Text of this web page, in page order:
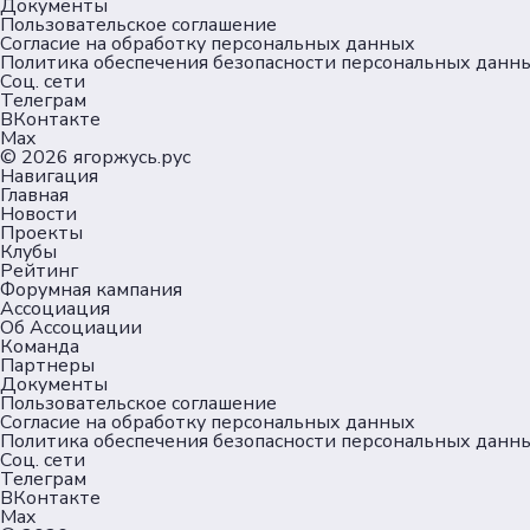
Документы
Пользовательское соглашение
Согласие на обработку персональных данных
Политика обеспечения безопасности персональных
Соц. сети
Телеграм
ВКонтакте
Max
© 2026 ягоржусь.рус
Навигация
Главная
Новости
Проекты
Клубы
Рейтинг
Форумная кампания
Ассоциация
Об Ассоциации
Команда
Партнеры
Документы
Пользовательское соглашение
Согласие на обработку персональных данных
Политика обеспечения безопасности персональных
Соц. сети
Телеграм
ВКонтакте
Max